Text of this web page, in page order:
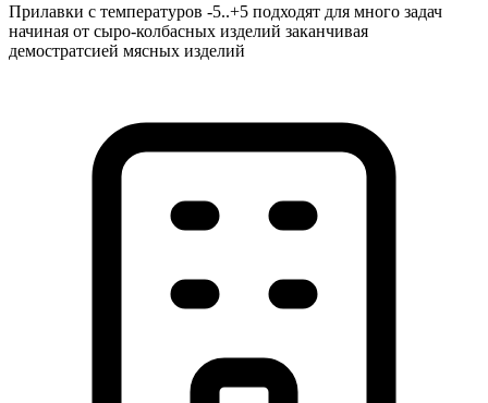
Прилавки с температуров -5..+5 подходят для много задач
начиная от сыро-колбасных изделий заканчивая
демостратсией мясных изделий